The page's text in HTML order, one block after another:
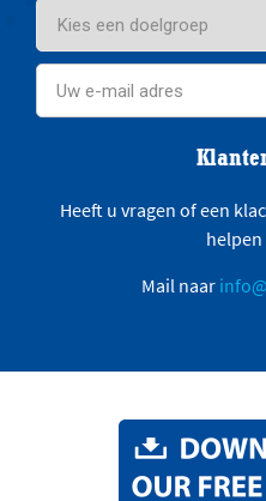
Heeft u vragen of een
helpen
Mail naar